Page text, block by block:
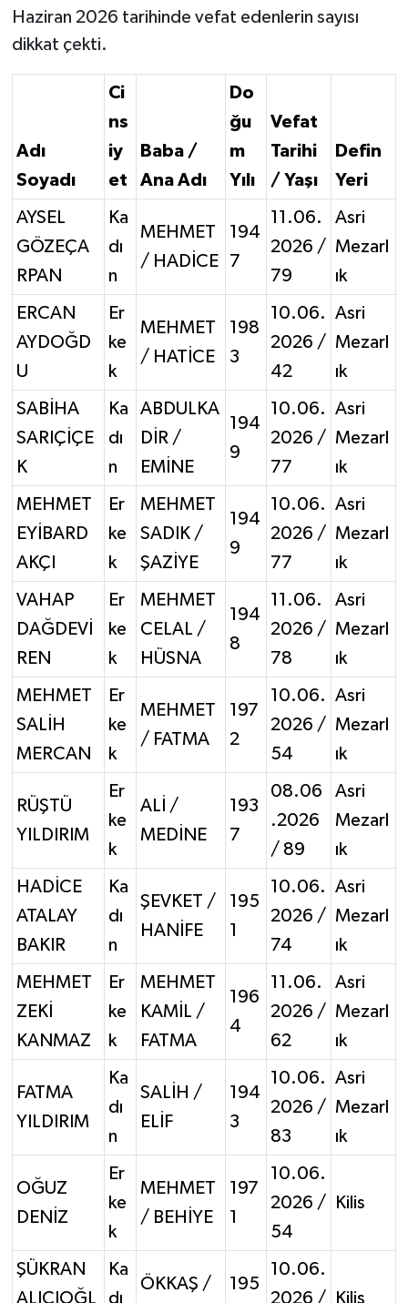
Haziran 2026 tarihinde vefat edenlerin sayısı
dikkat çekti.
Adı
Soyadı
Ci
ns
iy
et
Baba /
Ana Adı
Do
ğu
m
Yılı
Vefat
Tarihi
/ Yaşı
Defin
Yeri
AYSEL
GÖZEÇA
RPAN
Ka
dı
n
MEHMET
/ HADİCE
194
7
11.06.
2026 /
79
Asri
Mezarl
ık
ERCAN
AYDOĞD
U
Er
ke
k
MEHMET
/ HATİCE
198
3
10.06.
2026 /
42
Asri
Mezarl
ık
SABİHA
SARIÇİÇE
K
Ka
dı
n
ABDULKA
DİR /
EMİNE
194
9
10.06.
2026 /
77
Asri
Mezarl
ık
MEHMET
EYİBARD
AKÇI
Er
ke
k
MEHMET
SADIK /
ŞAZİYE
194
9
10.06.
2026 /
77
Asri
Mezarl
ık
VAHAP
DAĞDEVİ
REN
Er
ke
k
MEHMET
CELAL /
HÜSNA
194
8
11.06.
2026 /
78
Asri
Mezarl
ık
MEHMET
SALİH
MERCAN
Er
ke
k
MEHMET
/ FATMA
197
2
10.06.
2026 /
54
Asri
Mezarl
ık
RÜŞTÜ
YILDIRIM
Er
ke
k
ALİ /
MEDİNE
193
7
08.06
.2026
/ 89
Asri
Mezarl
ık
HADİCE
ATALAY
BAKIR
Ka
dı
n
ŞEVKET /
HANİFE
195
1
10.06.
2026 /
74
Asri
Mezarl
ık
MEHMET
ZEKİ
KANMAZ
Er
ke
k
MEHMET
KAMİL /
FATMA
196
4
11.06.
2026 /
62
Asri
Mezarl
ık
FATMA
YILDIRIM
Ka
dı
n
SALİH /
ELİF
194
3
10.06.
2026 /
83
Asri
Mezarl
ık
OĞUZ
DENİZ
Er
ke
k
MEHMET
/ BEHİYE
197
1
10.06.
2026 /
54
Kilis
ŞÜKRAN
ALICIOĞL
Ka
dı
ÖKKAŞ /
195
10.06.
2026 /
Kilis
Yemek